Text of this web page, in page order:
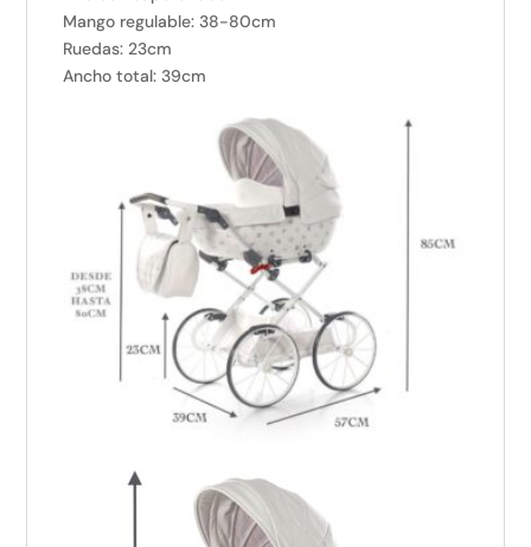
Mango regulable: 38-80cm
Ruedas: 23cm
Ancho total: 39cm